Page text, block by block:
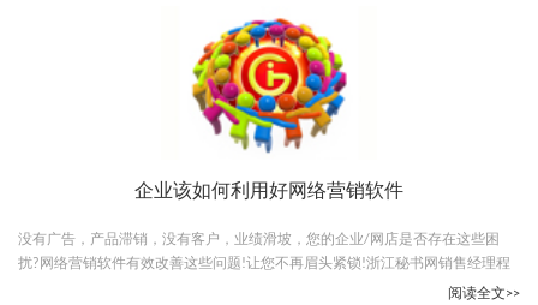
企业该如何利用好网络营销软件
没有广告，产品滞销，没有客户，业绩滑坡，您的企业/网店是否存在这些困
扰?网络营销软件有效改善这些问题!让您不再眉头紧锁!浙江秘书网销售经理程
阅读全文>>